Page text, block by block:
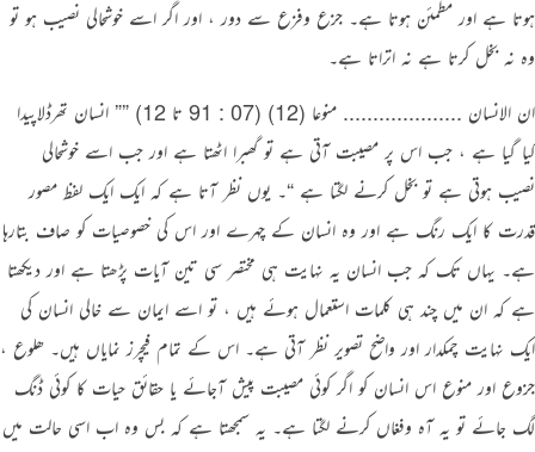
ہوتا ہے اور مطمئن ہوتا ہے۔ جزع وفزع سے دور ، اور اگر اسے خوشحالی نصیب ہو تو
وہ نہ بخل کرتا ہے نہ اتراتا ہے۔
ان الانسان .................... منوعا (12) (07 : 91 تا 12) ”” انسان تھرڈلاپیدا
کیا گیا ہے ، جب اس پر مصیبت آتی ہے تو گھبرا اٹھتا ہے اور جب اسے خوشحالی
نصیب ہوتی ہے تو بخل کرنے لگتا ہے “۔ یوں نظر آتا ہے کہ ایک ایک لفظ مصور
قدرت کا ایک رنگ ہے اور وہ انسان کے چہرے اور اس کی خصوصیات کو صاف بتارہا
ہے۔ یہاں تک کہ جب انسان یہ نہایت ہی مختصر سی تین آیات پڑھتا ہے اور دیکھتا
ہے کہ ان میں چند ہی کلمات استعمال ہوئے ہیں ، تو اسے ایمان سے خالی انسان کی
ایک نہایت چمکدار اور واضح تصویر نظر آتی ہے۔ اس کے تمام فیچرز نمایاں ہیں۔ ھلوع ،
جزوع اور منوع اس انسان کو اگر کوئی مصیبت پیش آجائے یا حقائق حیات کا کوئی ڈنگ
لگ جائے تو یہ آہ وفغاں کرنے لگتا ہے۔ یہ سمجھتا ہے کہ بس وہ اب اسی حالت میں